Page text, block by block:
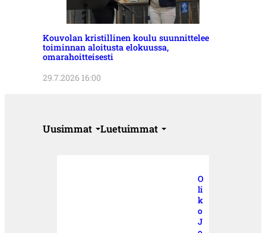
Kouvolan kristillinen koulu suunnittelee
toiminnan aloitusta elokuussa,
omarahoitteisesti
29.7.2026 16:00
Uusimmat Luetuimmat
O
li
k
o
J